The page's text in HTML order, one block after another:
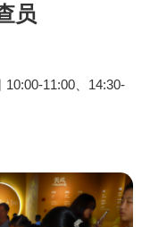
员
11:00、14:30-